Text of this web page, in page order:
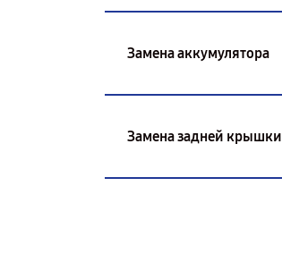
Замена аккумулятора
Замена задней крышки